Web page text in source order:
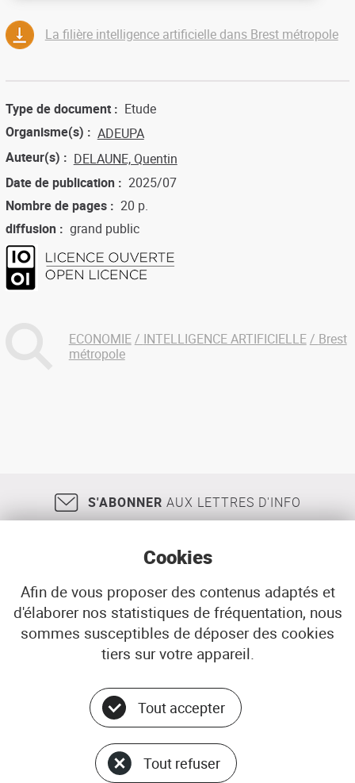
La filière intelligence artificielle dans Brest métropole
Type de document
Etude
Organisme(s)
ADEUPA
Auteur(s)
DELAUNE, Quentin
Date de publication
2025/07
Nombre de pages
20 p.
diffusion
grand public
ECONOMIE INTELLIGENCE ARTIFICIELLE
Brest
métropole
S'ABONNER AUX LETTRES D'INFO
18, rue Jean Jaurès 29200 BREST
02 98 33 51 71
CONTACT
© ADEUPa
PLAN DU SITE
DONNÉES PERSONNELLES
Cookies
Afin de vous proposer des contenus adaptés et
d'élaborer nos statistiques de fréquentation, nous
sommes susceptibles de déposer des cookies
tiers sur votre appareil.
Tout accepter
Tout refuser